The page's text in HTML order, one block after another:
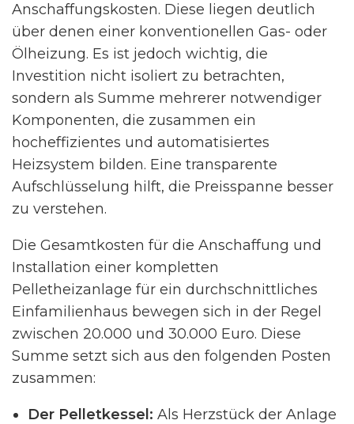
Anschaffungskosten. Diese liegen deutlich
über denen einer konventionellen Gas- oder
Ölheizung. Es ist jedoch wichtig, die
Investition nicht isoliert zu betrachten,
sondern als Summe mehrerer notwendiger
Komponenten, die zusammen ein
hocheffizientes und automatisiertes
Heizsystem bilden. Eine transparente
Aufschlüsselung hilft, die Preisspanne besser
zu verstehen.
Die Gesamtkosten für die Anschaffung und
Installation einer kompletten
Pelletheizanlage für ein durchschnittliches
Einfamilienhaus bewegen sich in der Regel
zwischen 20.000 und 30.000 Euro. Diese
Summe setzt sich aus den folgenden Posten
zusammen:
Der Pelletkessel: Als Herzstück der Anlage